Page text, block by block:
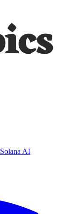
Solana AI